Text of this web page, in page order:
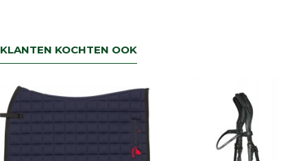
KLANTEN KOCHTEN OOK